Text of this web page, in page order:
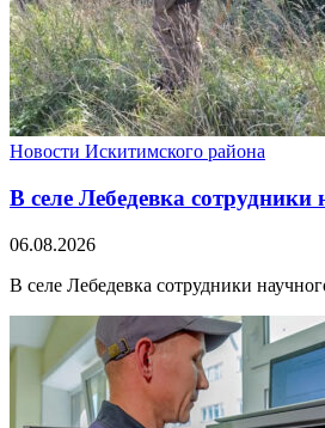
Новости Искитимского района
В селе Лебедевка
06.08.2026
В селе Лебедевка сотрудники